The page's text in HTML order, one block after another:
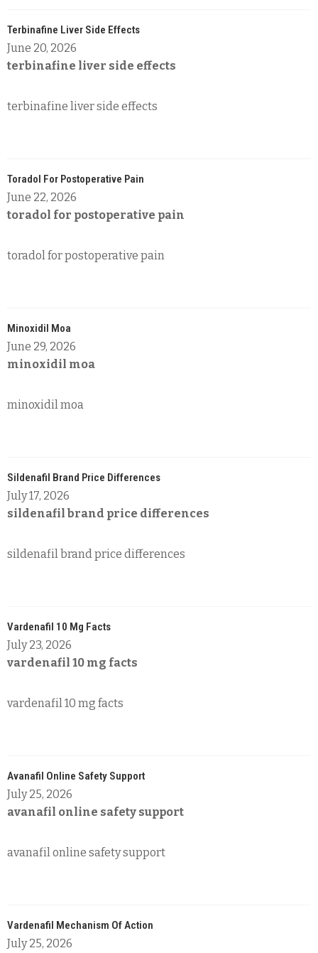
Terbinafine Liver Side Effects
June 20, 2026
terbinafine liver side effects
terbinafine liver side effects
Toradol For Postoperative Pain
June 22, 2026
toradol for postoperative pain
toradol for postoperative pain
Minoxidil Moa
June 29, 2026
minoxidil moa
minoxidil moa
Sildenafil Brand Price Differences
July 17, 2026
sildenafil brand price differences
sildenafil brand price differences
Vardenafil 10 Mg Facts
July 23, 2026
vardenafil 10 mg facts
vardenafil 10 mg facts
Avanafil Online Safety Support
July 25, 2026
avanafil online safety support
avanafil online safety support
Vardenafil Mechanism Of Action
July 25, 2026